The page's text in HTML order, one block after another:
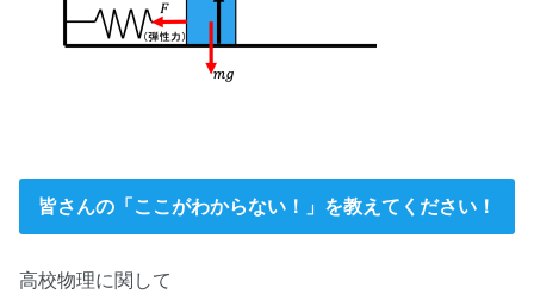
皆さんの「ここがわからない！」を教えてください！
高校物理に関して